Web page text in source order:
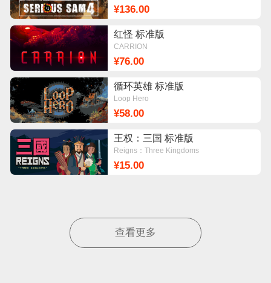
¥136.00
红怪 标准版
CARRION
¥76.00
循环英雄 标准版
Loop Hero
¥58.00
王权：三国 标准版
Reigns：Three Kingdoms
¥15.00
查看更多